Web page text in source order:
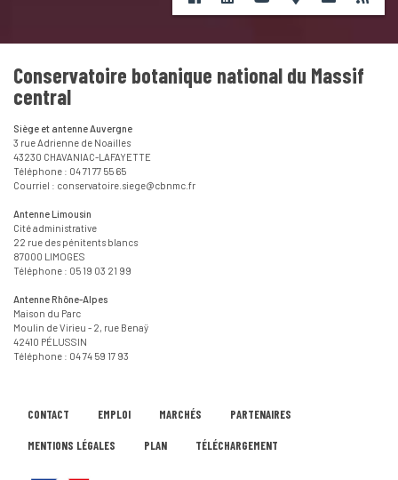
Conservatoire botanique national du Massif
central
Siège et antenne Auvergne
3 rue Adrienne de Noailles
43230 CHAVANIAC-LAFAYETTE
Téléphone : 04 71 77 55 65
Courriel : conservatoire.siege@cbnmc.fr
Antenne Limousin
Cité administrative
22 rue des pénitents blancs
87000 LIMOGES
Téléphone : 05 19 03 21 99
Antenne Rhône-Alpes
Maison du Parc
Moulin de Virieu - 2, rue Benaÿ
42410 PÉLUSSIN
Téléphone : 04 74 59 17 93
CONTACT EMPLOI MARCHÉS PARTENAIRES
MENTIONS LÉGALES PLAN TÉLÉCHARGEMENT